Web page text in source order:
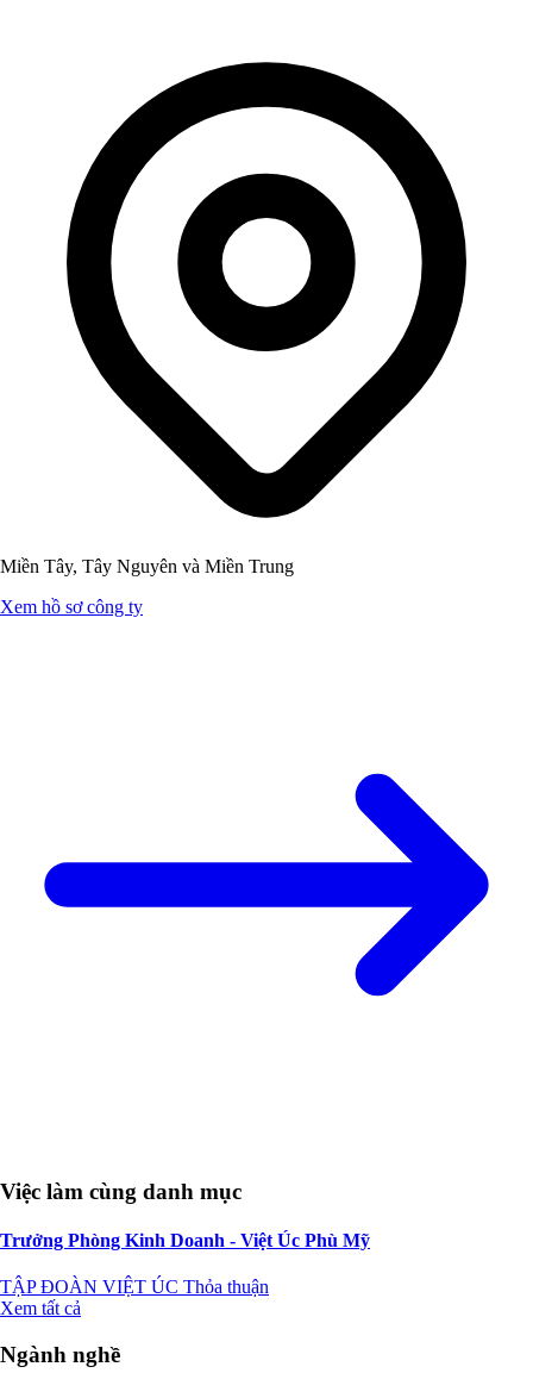
Miền Tây, Tây Nguyên và Miền Trung
Xem hồ sơ công ty
Việc làm cùng danh mục
Trưởng Phòng Kinh Doanh - Việt Úc Phù Mỹ
TẬP ĐOÀN VIỆT ÚC Thỏa thuận
Xem tất cả
Ngành nghề